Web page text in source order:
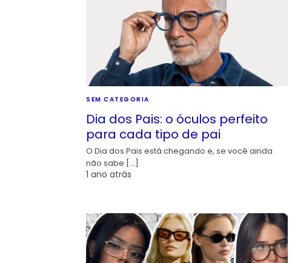
SEM CATEGORIA
Dia dos Pais: o óculos perfeito
para cada tipo de pai
O Dia dos Pais está chegando e, se você ainda
não sabe […]
1 ano atrás